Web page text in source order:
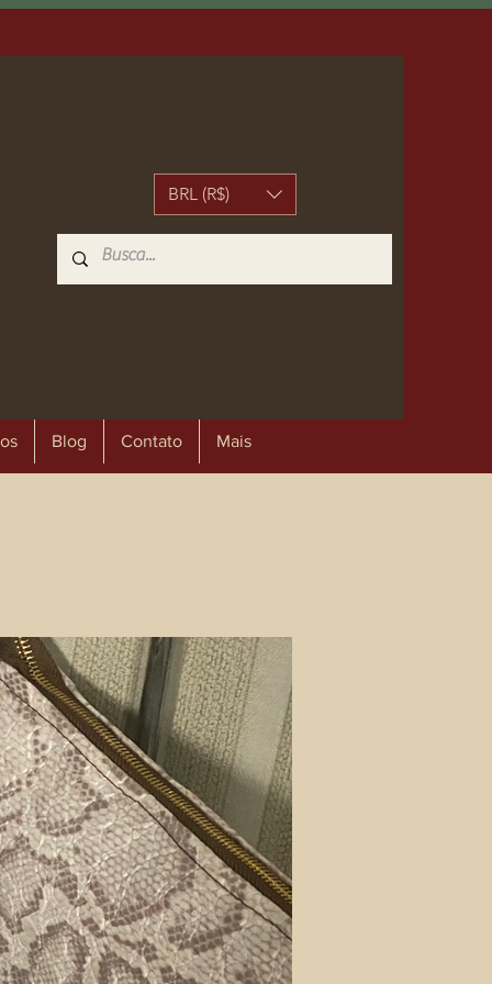
BRL (R$)
Blog Contato Mais